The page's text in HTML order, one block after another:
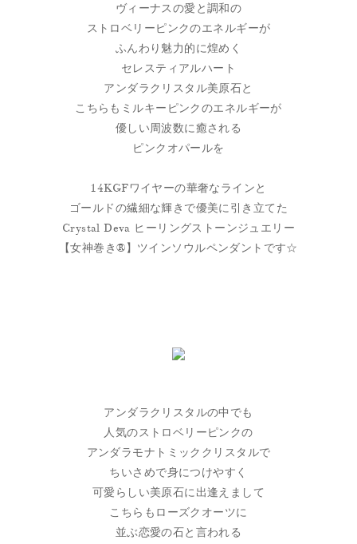
ヴィーナスの愛と調和の
ストロベリーピンクのエネルギーが
ふんわり魅力的に煌めく
セレスティアルハート
アンダラクリスタル美原石と
こちらもミルキーピンクのエネルギーが
優しい周波数に癒される
ピンクオパールを
14KGFワイヤーの華奢なラインと
ゴールドの繊細な輝きで優美に引き立てた
Crystal Deva ヒーリングストーンジュエリー
【女神巻き®】ツインソウルペンダントです☆
アンダラクリスタルの中でも
人気のストロベリーピンクの
アンダラモナトミッククリスタルで
ちいさめで身につけやすく
可愛らしい美原石に出逢えまして
こちらもローズクオーツに
並ぶ恋愛の石と言われる